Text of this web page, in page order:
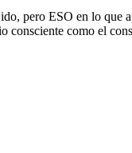
pero ESO en lo
como el